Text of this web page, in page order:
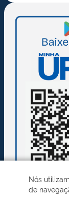
Nós
de